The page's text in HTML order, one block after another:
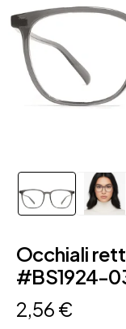
Occhiali
#BS1924-
2,56 €